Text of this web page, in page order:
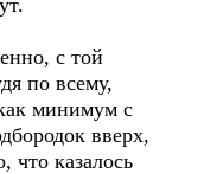
с той
по всему,
минимум с
вверх,
что казалось